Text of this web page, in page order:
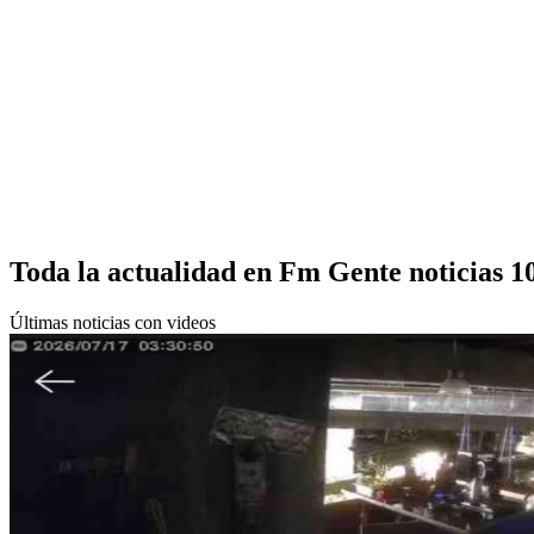
Toda la actualidad en Fm Gente noticias
Últimas noticias con videos